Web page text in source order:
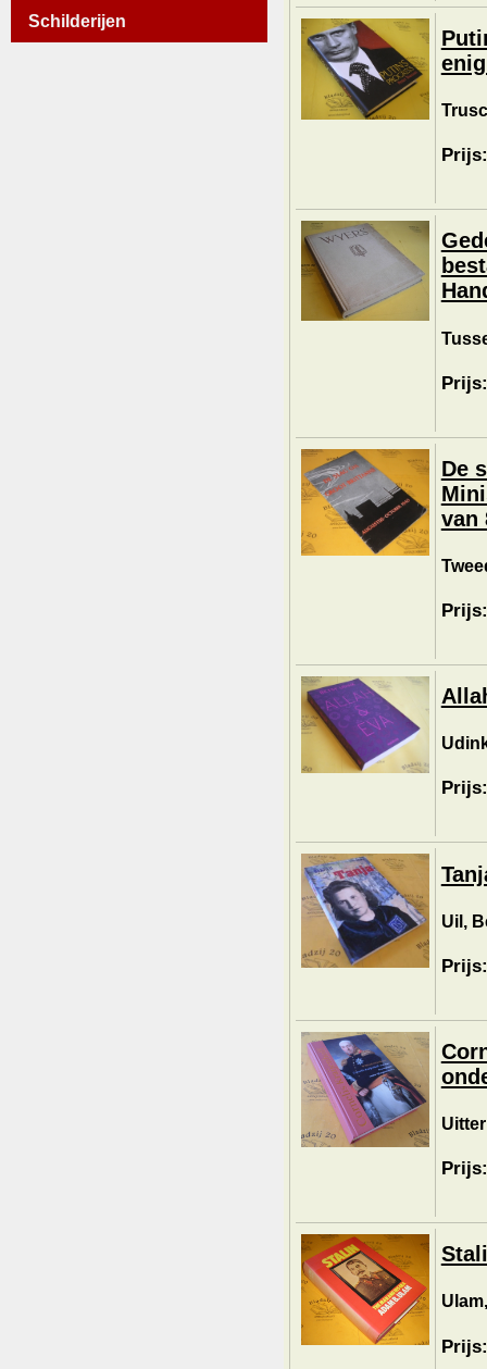
Schilderijen
De
van
Uil,